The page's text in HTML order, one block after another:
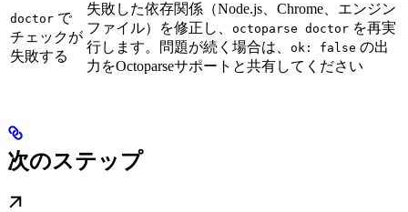
doctor で
チェックが
失敗する
失敗した依存関係（Node.js、Chrome、エンジン
ファイル）を修正し、 octoparse doctor を再実
行します。問題が続く場合は、 ok: false の出
力をOctoparseサポートと共有してください
次のステップ